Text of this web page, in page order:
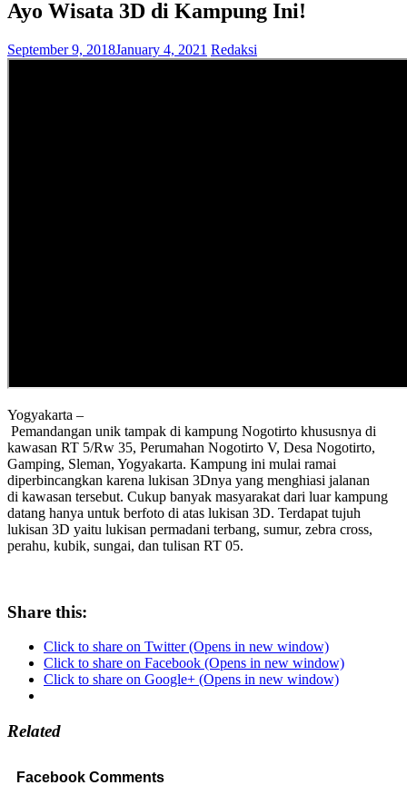
Ayo Wisata 3D di Kampung Ini!
September 9, 2018January 4, 2021 Redaksi
Yogyakarta –
Pemandangan unik tampak di kampung Nogotirto khususnya di
kawasan RT 5/Rw 35, Perumahan Nogotirto V, Desa Nogotirto,
Gamping, Sleman, Yogyakarta. Kampung ini mulai ramai
diperbincangkan karena lukisan 3Dnya yang menghiasi jalanan
di kawasan tersebut. Cukup banyak masyarakat dari luar kampung
datang hanya untuk berfoto di atas lukisan 3D. Terdapat tujuh
lukisan 3D yaitu lukisan permadani terbang, sumur, zebra cross,
perahu, kubik, sungai, dan tulisan RT 05.
Share this:
Click to share on Twitter (Opens in new window)
Click to share on Facebook (Opens in new window)
Click to share on Google+ (Opens in new window)
Related
Facebook Comments